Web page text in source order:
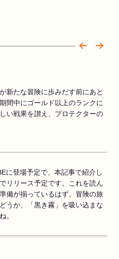
新たな冒険に歩みだす前にあと
間中にゴールド以上のランクに
い戦果を讃え、プロテクターの
に登場予定で、本記事で紹介し
リリース予定です。これを読ん
備が揃っているはず。冒険の旅
うか、「黒き霧」を吸い込まな
。